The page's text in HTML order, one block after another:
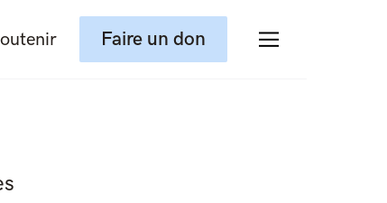
Faire un don